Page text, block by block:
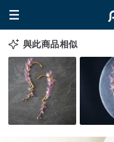
與此商品相似